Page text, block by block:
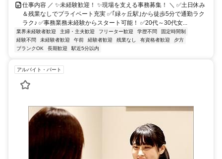
仕事内容 ／ ✨未経験歓迎！ ✨現場を支える事務募集！ ＼ ✅土日休み
＆残業なしでプライベート充実 ✅｢緑ヶ丘駅｣から徒歩5分で通勤ラク
ラク♪ ✅事務業務未経験からスタート可能！ ✅20代～30代女...
業界未経験者歓迎 主婦・主夫歓迎 フリーター歓迎 学歴不問
固定時間制
経験不問
未経験者歓迎 午前 経験者歓迎 残業なし 有資格者歓迎
夕方
ブランクOK
長期歓迎 駅近5分以内
アルバイト・パート